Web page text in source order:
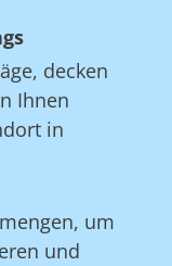
decken
Ihnen
in
um
und